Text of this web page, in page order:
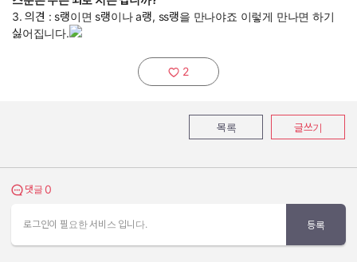
3. 의견 : s랭이면 s랭이나 a랭, ss랭을 만나야죠 이렇게 만나면 하기
싫어집니다.
추천하기:
2
목록 글쓰기
댓글 보기
댓글 0
로그인이 필요한 서비스 입니다. 등록